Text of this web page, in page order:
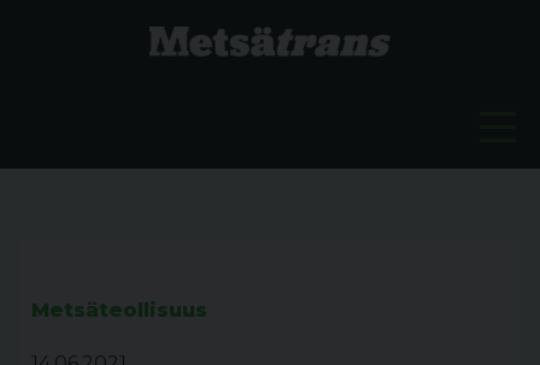
Metsäteollisuus